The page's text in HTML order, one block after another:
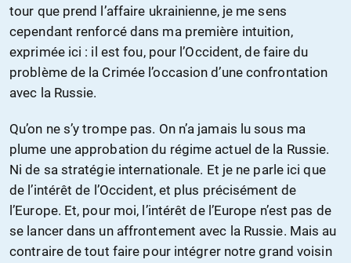
tour que prend l’affaire ukrainienne, je me sens
cependant renforcé dans ma première intuition,
exprimée ici : il est fou, pour l’Occident, de faire du
problème de la Crimée l’occasion d’une confrontation
avec la Russie.
Qu’on ne s’y trompe pas. On n’a jamais lu sous ma
plume une approbation du régime actuel de la Russie.
Ni de sa stratégie internationale. Et je ne parle ici que
de l’intérêt de l’Occident, et plus précisément de
l’Europe. Et, pour moi, l’intérêt de l’Europe n’est pas de
se lancer dans un affrontement avec la Russie. Mais au
contraire de tout faire pour intégrer notre grand voisin